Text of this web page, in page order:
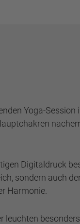
Yoga-
Digitaldruck
sondern auch
Harmonie.